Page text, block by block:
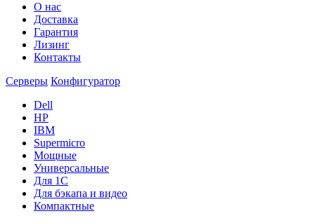
О нас
Доставка
Гарантия
Лизинг
Контакты
Серверы Конфигуратор
Dell
HP
IBM
Supermicro
Мощные
Универсальные
Для 1С
Для бэкапа и видео
Компактные